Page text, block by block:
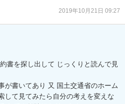
2019年10月21日 09:27
書を探し出して じっくりと読んで見
が書いてあり 又 国土交通省のホーム
して見てみたら自分の考えを変えな